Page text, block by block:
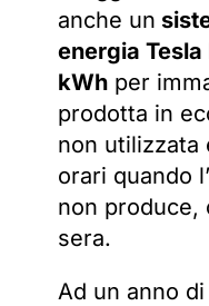
anche un
energia
kWhper
prodotta in
non utilizzata
orari quando
non produce,
sera.
Ad un anno